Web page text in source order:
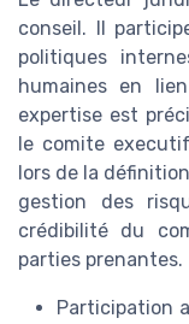
conseil. Il
politiques
humaines en
expertise est
le comite
lors de la
gestion des
crédibilité du
parties prenantes.
Participation